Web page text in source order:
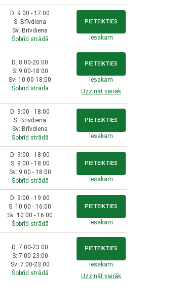
D: 9:00 - 17:00
S: Brīvdiena
Sv: Brīvdiena
Šobrīd strādā
PIETEIKTIES
Iesakam
D: 8:00-20:00
S: 9:00-18:00
Sv: 10:00-18:00
Šobrīd strādā
PIETEIKTIES
Iesakam
Uzzināt vairāk
D: 9:00 - 18:00
S: Brīvdiena
Sv: Brīvdiena
Šobrīd strādā
PIETEIKTIES
Iesakam
D: 9:00 - 18:00
S: 9:00 - 18:00
Sv: 9:00 - 18:00
Šobrīd strādā
PIETEIKTIES
Iesakam
D: 9:00 - 19:00
S: 10:00 - 16:00
Sv: 10:00 - 16:00
Šobrīd strādā
PIETEIKTIES
Iesakam
D: 7:00-23:00
S: 7:00-23:00
Sv: 7:00-23:00
Šobrīd strādā
PIETEIKTIES
Iesakam
Uzzināt vairāk